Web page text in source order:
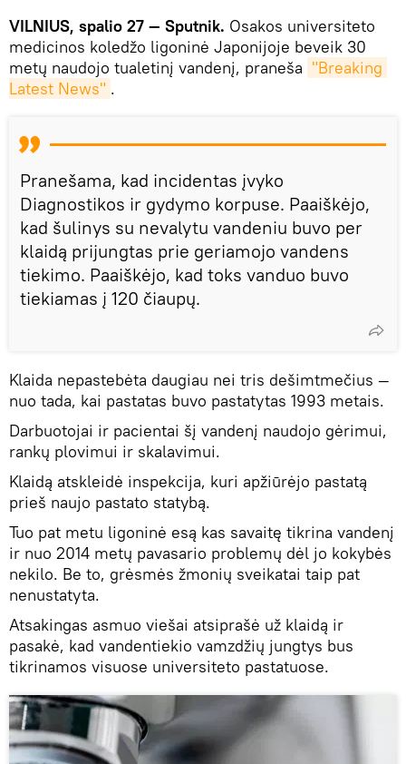
VILNIUS, spalio 27 — Sputnik. Osakos universiteto
medicinos koledžo ligoninė Japonijoje beveik 30
metų naudojo tualetinį vandenį, praneša "Breaking
Latest News" .
Pranešama, kad incidentas įvyko
Diagnostikos ir gydymo korpuse. Paaiškėjo,
kad šulinys su nevalytu vandeniu buvo per
klaidą prijungtas prie geriamojo vandens
tiekimo. Paaiškėjo, kad toks vanduo buvo
tiekiamas į 120 čiaupų.
Klaida nepastebėta daugiau nei tris dešimtmečius —
nuo ​​tada, kai pastatas buvo pastatytas 1993 metais.
Darbuotojai ir pacientai šį vandenį naudojo gėrimui,
rankų plovimui ir skalavimui.
Klaidą atskleidė inspekcija, kuri apžiūrėjo pastatą
prieš naujo pastato statybą.
Tuo pat metu ligoninė esą kas savaitę tikrina vandenį
ir nuo 2014 metų pavasario problemų dėl jo kokybės
nekilo. Be to, grėsmės žmonių sveikatai taip pat
nenustatyta.
Atsakingas asmuo viešai atsiprašė už klaidą ir
pasakė, kad vandentiekio vamzdžių jungtys bus
tikrinamos visuose universiteto pastatuose.